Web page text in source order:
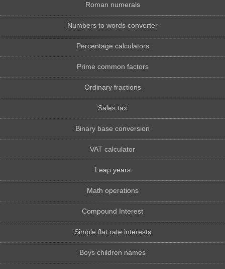
Roman numerals
Numbers to words converter
Percentage calculators
Prime common factors
Ordinary fractions
Sales tax
Binary base conversion
VAT calculator
Leap years
Math operations
Compound Interest
Simple flat rate interests
Boys children names